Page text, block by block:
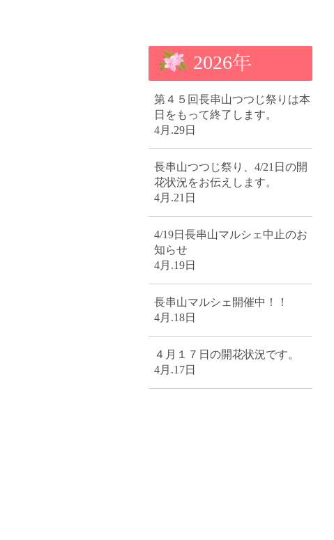
2026
第４５回長串山つつじ祭りは本
日をもって終了します。
4月.29日
長串山つつじ祭り、4/21日の開
花状況をお伝えします。
4月.21日
4/19日長串山マルシェ中止のお
知らせ
4月.19日
長串山マルシェ開催中！！
4月.18日
４月１７日の開花状況です。
4月.17日